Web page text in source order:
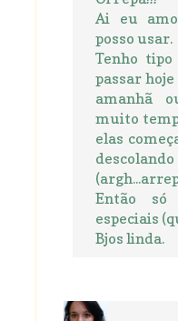
Ai eu amo
posso usar.
Tenho
passar
amanhã
muito
elas
Então só
especiais
Bjos linda.